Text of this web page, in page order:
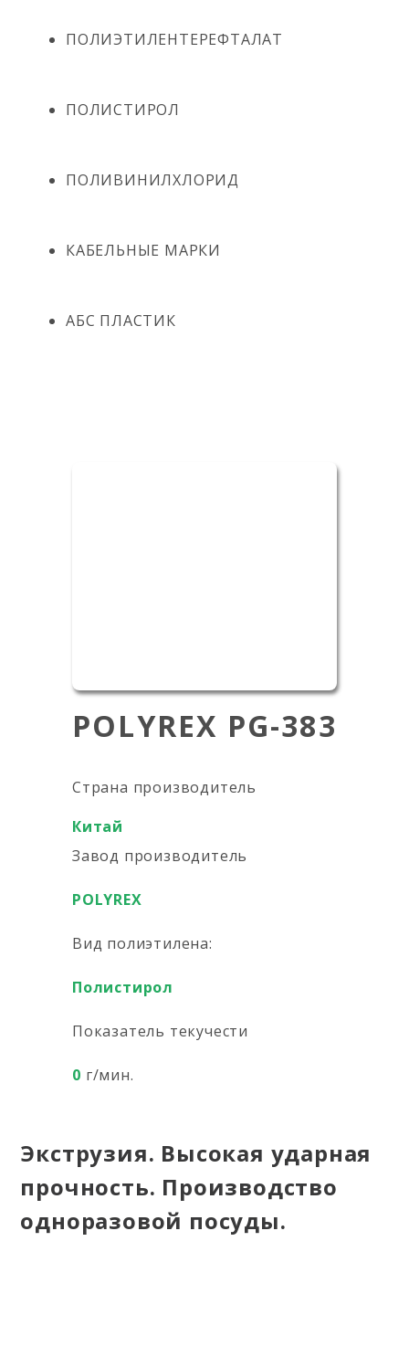
ПОЛИЭТИЛЕНТЕРЕФТАЛАТ
ПОЛИСТИРОЛ
ПОЛИВИНИЛХЛОРИД
КАБЕЛЬНЫЕ МАРКИ
АБС ПЛАСТИК
POLYREX PG-383
Страна производитель
Китай
Завод производитель
POLYREX
Вид полиэтилена:
Полистирол
Показатель текучести
0 г/мин.
Экструзия. Высокая ударная
прочность. Производство
одноразовой посуды.